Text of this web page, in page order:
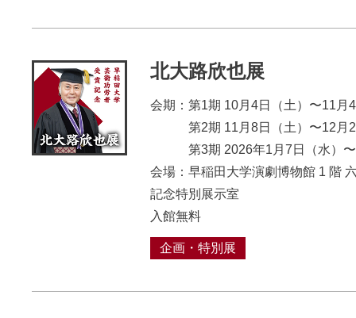
北大路欣也展
会期：第1期 10月4日（土）〜11月
第2期 11月8日（土）〜12月
第3期 2026年1月7日（⽔）〜
会場：早稲田大学演劇博物館 1 階
記念特別展示室
入館無料
企画・特別展